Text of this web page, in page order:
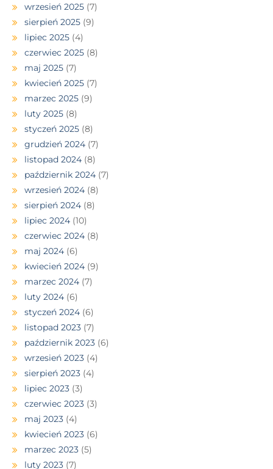
wrzesień 2025 (7)
sierpień 2025 (9)
lipiec 2025 (4)
czerwiec 2025 (8)
maj 2025 (7)
kwiecień 2025 (7)
marzec 2025 (9)
luty 2025 (8)
styczeń 2025 (8)
grudzień 2024 (7)
listopad 2024 (8)
październik 2024 (7)
wrzesień 2024 (8)
sierpień 2024 (8)
lipiec 2024 (10)
czerwiec 2024 (8)
maj 2024 (6)
kwiecień 2024 (9)
marzec 2024 (7)
luty 2024 (6)
styczeń 2024 (6)
listopad 2023 (7)
październik 2023 (6)
wrzesień 2023 (4)
sierpień 2023 (4)
lipiec 2023 (3)
czerwiec 2023 (3)
maj 2023 (4)
kwiecień 2023 (6)
marzec 2023 (5)
luty 2023 (7)